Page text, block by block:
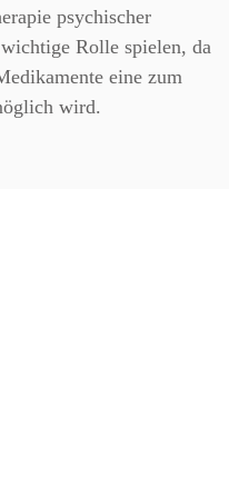
psychischer
Rolle spielen, da
eine zum
wird.